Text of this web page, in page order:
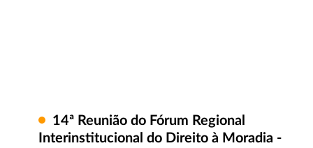
14ª Reunião do Fórum Regional
Interinstitucional do Direito à Moradia -